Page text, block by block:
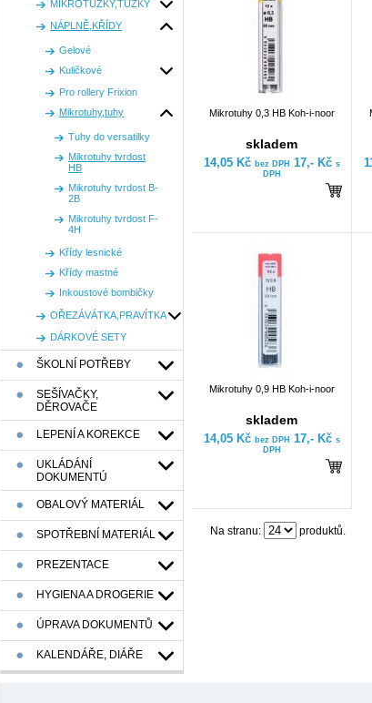
MIKROTUŽKY,TUŽKY
NÁPLNĚ,KŘÍDY
Gelové
Kuličkové
Pro rollery Frixion
Mikrotuhy,tuhy
Tuhy do versatilky
Mikrotuhy tvrdost
HB
Mikrotuhy tvrdost B-
2B
Mikrotuhy tvrdost F-
4H
Křídy lesnické
Křídy mastné
Inkoustové bombičky
OŘEZÁVÁTKA,PRAVÍTKA
DÁRKOVÉ SETY
ŠKOLNÍ POTŘEBY
SEŠÍVAČKY,
DĚROVAČE
LEPENÍ A KOREKCE
UKLÁDÁNÍ
DOKUMENTÚ
OBALOVÝ MATERIÁL
SPOTŘEBNÍ MATERIÁL
PREZENTACE
HYGIENA A DROGERIE
ÚPRAVA DOKUMENTŮ
KALENDÁŘE, DIÁŘE
Mikrotuhy 0,3 HB Koh-i-noor
skladem
14,05 Kč bez DPH 17,- Kč s
DPH
Mikrotuhy 0,9 HB Koh-i-noor
skladem
14,05 Kč bez DPH 17,- Kč s
DPH
Na stranu: produktů.